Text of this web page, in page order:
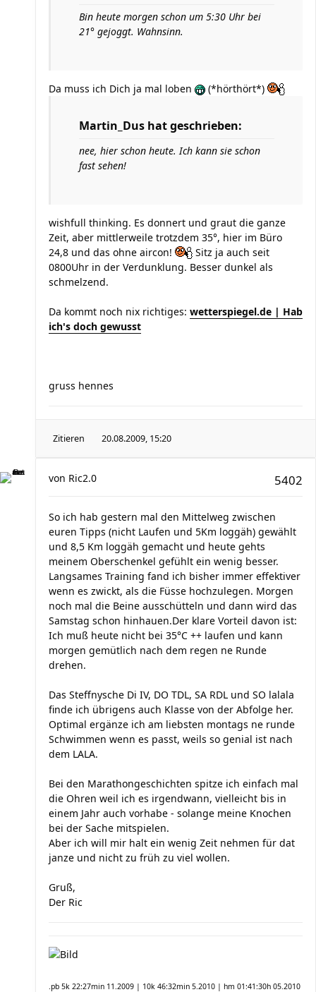
Bin heute morgen schon um 5:30 Uhr bei
21° gejoggt. Wahnsinn.
Da muss ich Dich ja mal loben (*hörthört*)
Martin_Dus hat geschrieben:
nee, hier schon heute. Ich kann sie schon
fast sehen!
wishfull thinking. Es donnert und graut die ganze
Zeit, aber mittlerweile trotzdem 35°, hier im Büro
24,8 und das ohne aircon!
Sitz ja auch seit
0800Uhr in der Verdunklung. Besser dunkel als
schmelzend.
Da kommt noch nix richtiges: wetterspiegel.de | Hab
ich's doch gewusst
gruss hennes
Zitieren 20.08.2009, 15:20
5402
von Ric2.0
So ich hab gestern mal den Mittelweg zwischen
euren Tipps (nicht Laufen und 5Km loggäh) gewählt
und 8,5 Km loggäh gemacht und heute gehts
meinem Oberschenkel gefühlt ein wenig besser.
Langsames Training fand ich bisher immer effektiver
wenn es zwickt, als die Füsse hochzulegen. Morgen
noch mal die Beine ausschütteln und dann wird das
Samstag schon hinhauen.Der klare Vorteil davon ist:
Ich muß heute nicht bei 35°C ++ laufen und kann
morgen gemütlich nach dem regen ne Runde
drehen.
Das Steffnysche Di IV, DO TDL, SA RDL und SO lalala
finde ich übrigens auch Klasse von der Abfolge her.
Optimal ergänze ich am liebsten montags ne runde
Schwimmen wenn es passt, weils so genial ist nach
dem LALA.
Bei den Marathongeschichten spitze ich einfach mal
die Ohren weil ich es irgendwann, vielleicht bis in
einem Jahr auch vorhabe - solange meine Knochen
bei der Sache mitspielen.
Aber ich will mir halt ein wenig Zeit nehmen für dat
janze und nicht zu früh zu viel wollen.
Gruß,
Der Ric
.pb 5k 22:27min 11.2009 | 10k 46:32min 5.2010 | hm 01:41:30h 05.2010